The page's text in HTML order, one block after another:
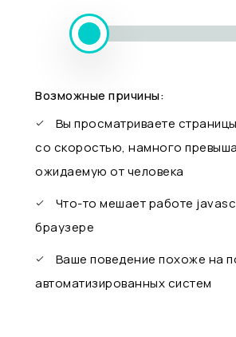
Возможные причины:
Вы просматриваете
со скоростью, намного
ожидаемую от человека
Что-то мешает работе
браузере
Ваше поведение похоже на
автоматизированных систем